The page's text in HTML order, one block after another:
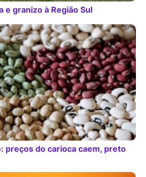
e granizo à Região Sul
preços do carioca caem, preto